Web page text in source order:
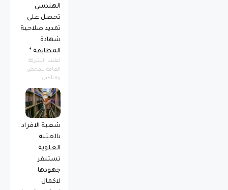
الهندسي
تحصل على
تمديد صلاحية
شهادة
المطابقة *
أعلنت الشركة
العامة للفحص
والتأهيل...
شعبة الافراد
بالعتبة
العلوية
تستنفر
جهودها
لاكمال